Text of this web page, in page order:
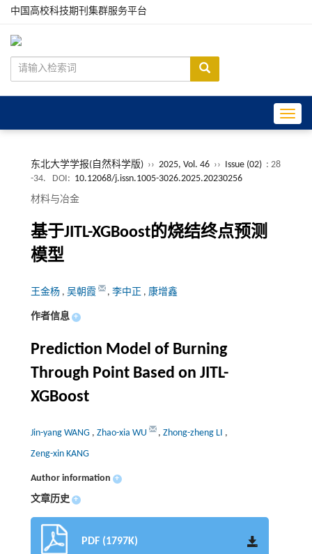
中国高校科技期刊集群服务平台
东北大学学报(自然科学版) ›› 2025, Vol. 46 ›› Issue (02) : 28
-34.
DOI: 10.12068/j.issn.1005-3026.2025.20230256
材料与冶金
基于JITL-XGBoost的烧结终点预测
模型
王金杨 , 吴朝霞 , 李中正 , 康增鑫
作者信息 +
Prediction Model of Burning
Through Point Based on JITL-
XGBoost
Jin-yang WANG , Zhao-xia WU , Zhong-zheng LI ,
Zeng-xin KANG
Author information +
文章历史 +
PDF (1797K)